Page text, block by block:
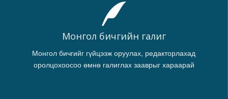
Монгол бичгийн галиг
Монгол бичгийг гүйцээж оруулах, редакторлахад
оролцохоосоо өмнө галиглах зааврыг хараарай